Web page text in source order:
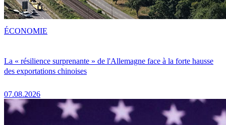
La « résilience surprenante » de l'Allemagne face à la forte hausse
des exportations chinoises
07.08.2026
ÉCONOMIE